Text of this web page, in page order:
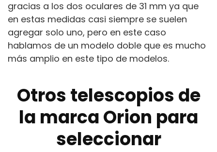
gracias a los dos oculares de 31 mm ya que
en estas medidas casi siempre se suelen
agregar solo uno, pero en este caso
hablamos de un modelo doble que es mucho
más amplio en este tipo de modelos.
Otros telescopios de
la marca Orion para
seleccionar